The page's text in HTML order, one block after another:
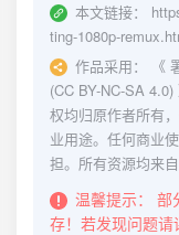
本文链接：
ting-1080p-
作品采用：
《
(CC BY-NC-SA 4.0)
权均归原作者所有
业用途。任何商业
担。所有资源均来
温馨提示：
部
存！若发现问题